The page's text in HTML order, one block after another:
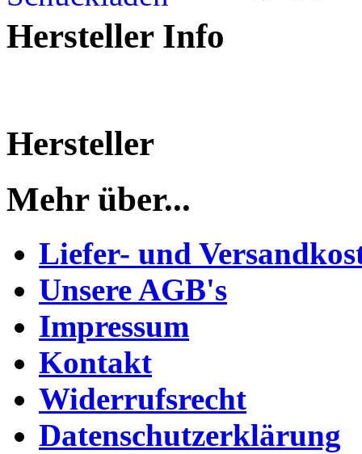
Hersteller Info
Hersteller
Mehr über...
Liefer- und
Unsere AGB's
Impressum
Kontakt
Widerrufsrecht
Datenschutzerklärung